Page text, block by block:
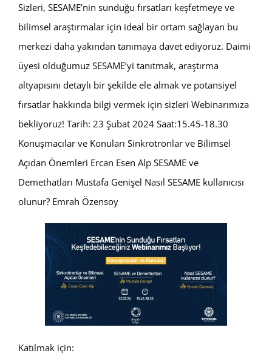
Sizleri, SESAME’nin sunduğu fırsatları keşfetmeye ve
bilimsel araştırmalar için ideal bir ortam sağlayan bu
merkezi daha yakından tanımaya davet ediyoruz. Daimi
üyesi olduğumuz SESAME’yi tanıtmak, araştırma
altyapısını detaylı bir şekilde ele almak ve potansiyel
fırsatlar hakkında bilgi vermek için sizleri Webinarımıza
bekliyoruz! Tarih: 23 Şubat 2024 Saat:15.45-18.30
Konuşmacılar ve Konuları Sinkrotronlar ve Bilimsel
Açıdan Önemleri Ercan Esen Alp SESAME ve
Demethatları Mustafa Genişel Nasıl SESAME kullanıcısı
olunur? Emrah Özensoy
Katılmak için: